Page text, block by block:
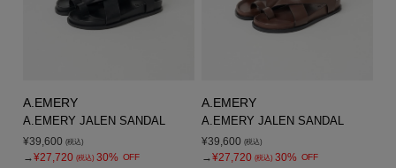
A.EMERY
A.EMERY JALEN SANDAL
¥39,600 (税込)
→¥27,720 (税込) 30% OFF
A.EMERY
A.EMERY JALEN SANDAL
¥39,600 (税込)
→¥27,720 (税込) 30% OFF